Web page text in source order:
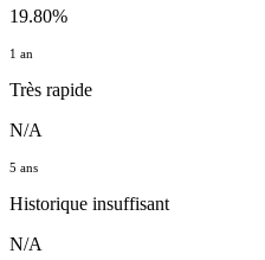
19.80%
1 an
Très rapide
N/A
5 ans
Historique insuffisant
N/A